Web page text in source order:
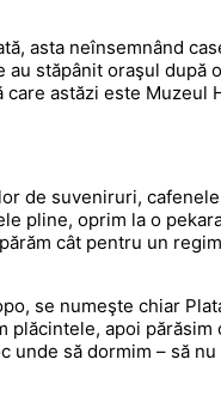
asta neînsemnând
stăpânit oraşul după
care astăzi este Muzeul
de suveniruri,
pline, oprim la o
cât pentru un
se numeşte chiar
plăcintele, apoi
să dormim – să